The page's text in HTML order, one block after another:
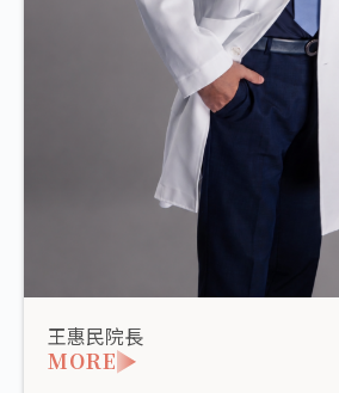
王惠民院長
MORE